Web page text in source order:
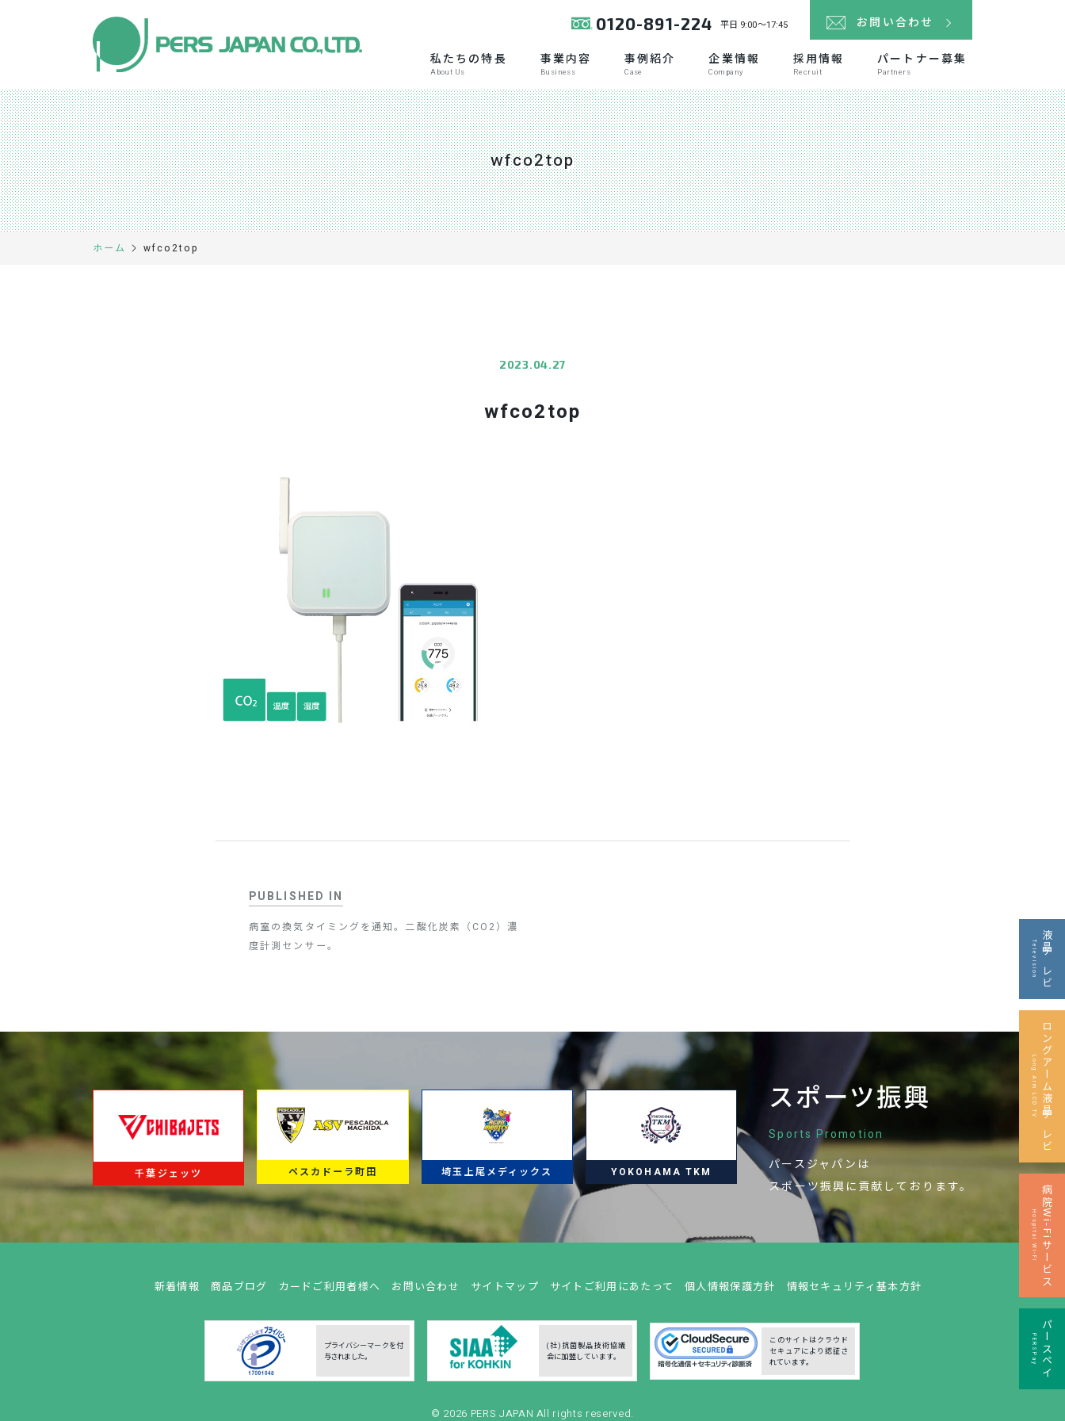
私たちの特長
About Us
事業内容
Business
事例紹介
Case
企業情報
Company
採用情報
Recruit
パートナー募集
Partners
0120-891-224 平日 9:00～17:45 お問い合わせ
wfco2top
ホーム wfco2top
2023.04.27
wfco2top
PUBLISHED IN
病室の換気タイミングを通知。二酸化炭素（CO2）濃
度計測センサー。
スポーツ振興
Sports Promotion
パースジャパンは
スポーツ振興に貢献しております。
千葉ジェッツ ペスカドーラ町田 埼玉上尾メディックス YOKOHAMA TKM
新着情報 商品ブログ カードご利用者様へ お問い合わせ サイトマップ サイトご利用にあたって 個人情報保護方針 情報セキュリティ基本方針
プライバシーマークを付
与されました。
(社)抗菌製品技術協議
会に加盟しています。
このサイトはクラウド
セキュアにより認証さ
れています。
© 2026 PERS JAPAN All rights reserved.
液晶テレビ
Television
ロングアーム液晶テレビ
Long Arm LCD TV
病院Wi-Fiサービス
Hospital Wi-Fi
パースペイ
PERSPay